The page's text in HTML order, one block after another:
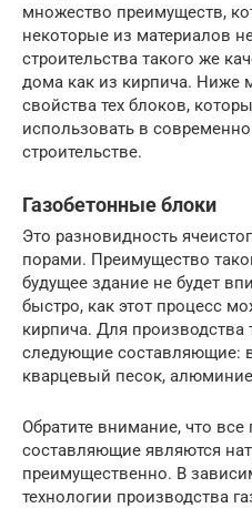
множество преимуществ,
некоторые из материалов
строительства такого же
дома как из кирпича.
свойства тех блоков,
использовать в
строительстве.
Газобетонные блоки
Это разновидность
порами. Преимущество
будущее здание не будет
быстро, как этот процесс
кирпича. Для производства
следующие составляющие:
кварцевый песок,
Обратите внимание, что
составляющие являются
преимущественно. В
технологии производства